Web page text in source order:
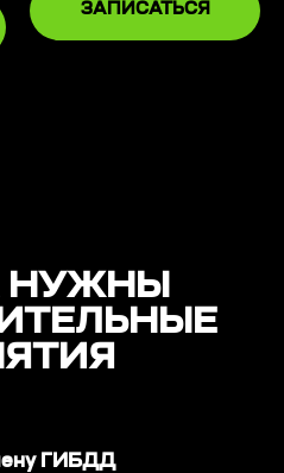
ЗАПИСАТЬСЯ
НУЖНЫ
ГИБДД